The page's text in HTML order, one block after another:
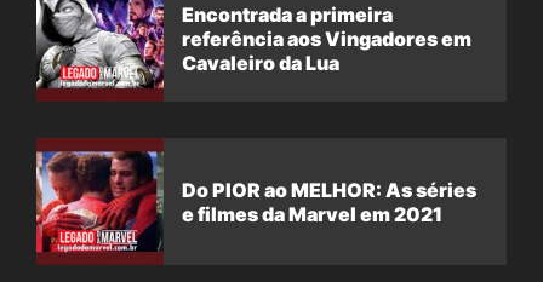
Encontrada a primeira
referência aos Vingadores em
Cavaleiro da Lua
Do PIOR ao MELHOR: As séries
e filmes da Marvel em 2021